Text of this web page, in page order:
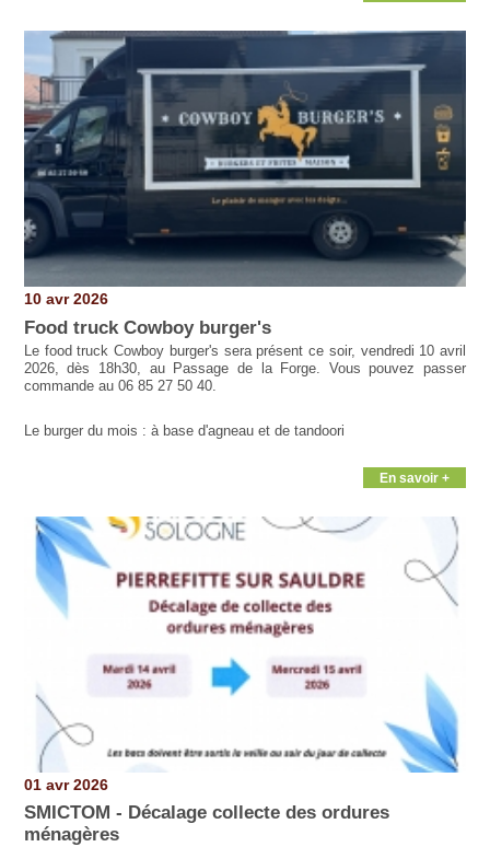
10 avr 2026
Food truck Cowboy burger's
Le food truck Cowboy burger's sera présent ce soir, vendredi 10 avril
2026, dès 18h30, au Passage de la Forge. Vous pouvez passer
commande au 06 85 27 50 40.
Le burger du mois : à base d'agneau et de tandoori
En savoir +
01 avr 2026
SMICTOM - Décalage collecte des ordures
ménagères